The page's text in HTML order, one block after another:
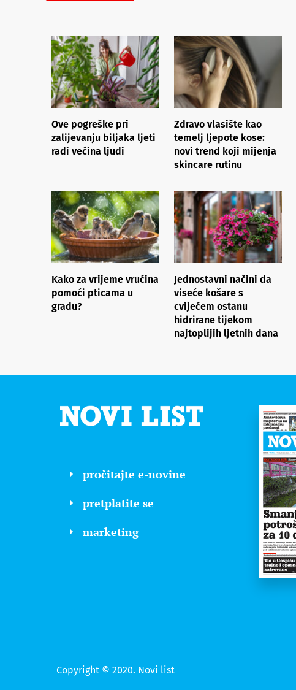
Ove pogreške pri
zalijevanju biljaka ljeti
radi većina ljudi
Zdravo vlasište kao
temelj ljepote kose:
novi trend koji mijenja
skincare rutinu
Kako za vrijeme vrućina
pomoći pticama u
gradu?
Jednostavni načini da
viseće košare s
cvijećem ostanu
hidrirane tijekom
najtoplijih ljetnih dana
pročitajte e-novine
pretplatite se
marketing
Copyright © 2020. Novi list